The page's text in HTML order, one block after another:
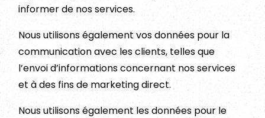
informer de nos services.
Nous utilisons également vos données pour la
communication avec les clients, telles que
l’envoi d’informations concernant nos services
et à des fins de marketing direct.
Nous utilisons également les données pour le